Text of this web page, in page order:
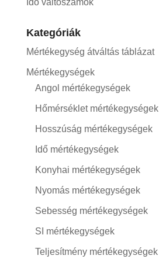
Idő váltószámok
Kategóriák
Mértékegység átváltás táblázat
Mértékegységek
Angol mértékegységek
Hőmérséklet mértékegységek
Hosszúság mértékegységek
Idő mértékegységek
Konyhai mértékegységek
Nyomás mértékegységek
Sebesség mértékegységek
SI mértékegységek
Teljesítmény mértékegységek